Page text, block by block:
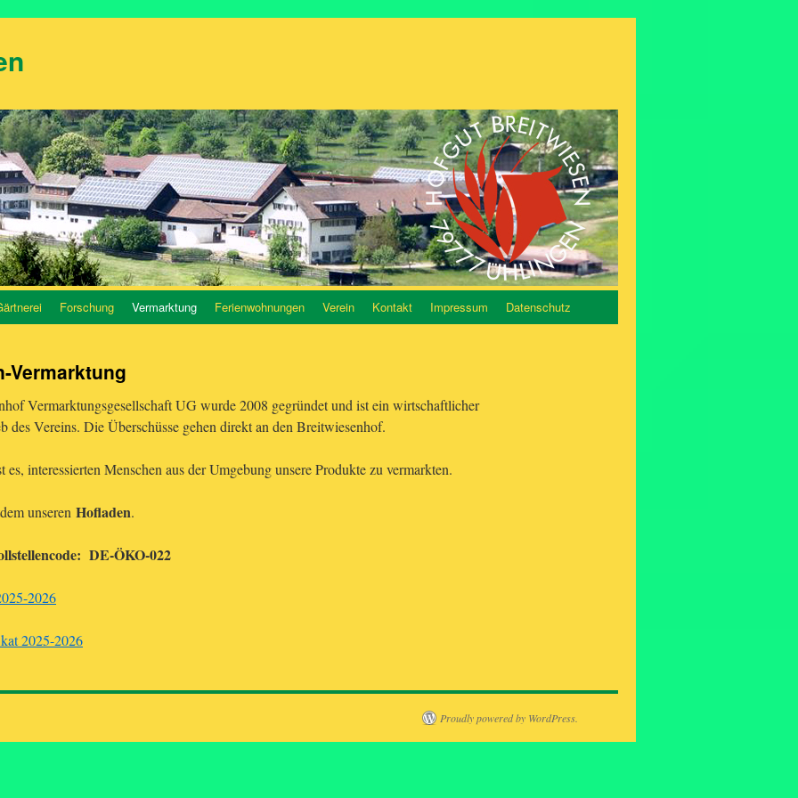
Forschung Vermarktung Ferienwohnungen Verein Kontakt Impressum Datenschutz
Vermarktung
Vermarktungsgesellschaft UG wurde 2008 gegründet und ist ein wirtschaftlicher
des Vereins. Die Überschüsse gehen direkt an den Breitwiesenhof.
es, interessierten Menschen aus der Umgebung unsere Produkte zu vermarkten.
unseren Hofladen.
DE-ÖKO-022
2026
2025-2026
Proudly powered by WordPress.